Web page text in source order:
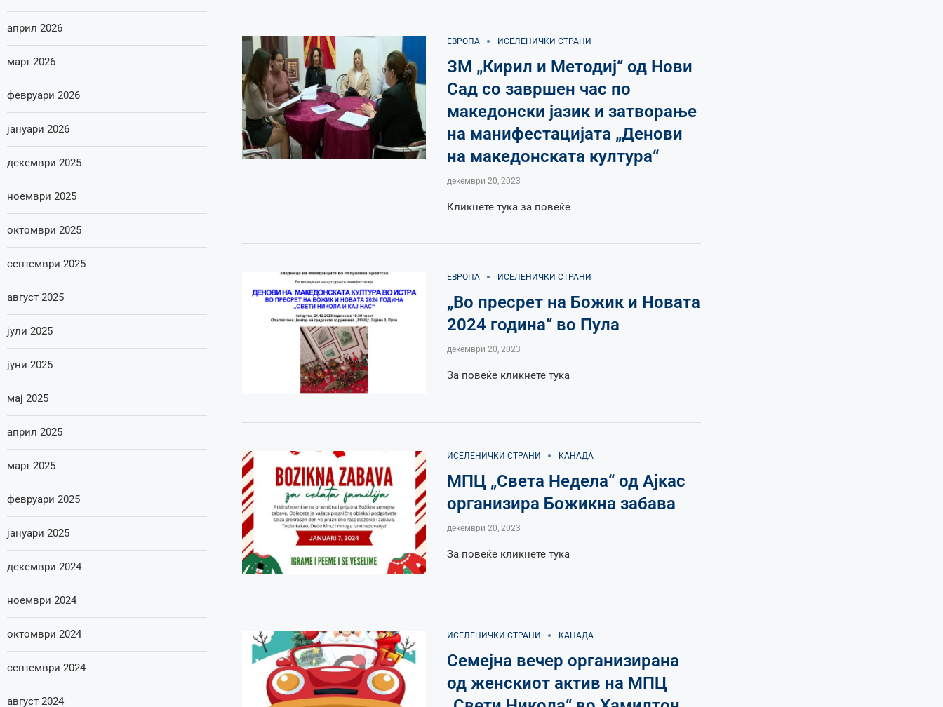
ЕВРОПА ИСЕЛЕНИЧКИ СТРАНИ
ЗМ „Кирил и Методиј“ од Нови
Сад со завршен час по
македонски јазик и затворање
на манифестацијата „Денови
на македонската култура“
декември 20, 2023
Кликнете тука за повеќе
ЕВРОПА ИСЕЛЕНИЧКИ СТРАНИ
„Во пресрет на Божик и Новата
2024 година“ во Пула
декември 20, 2023
За повеќе кликнете тука
ИСЕЛЕНИЧКИ СТРАНИ КАНАДА
МПЦ „Света Недела“ од Ајкас
организира Божикна забава
декември 20, 2023
За повеќе кликнете тука
ИСЕЛЕНИЧКИ СТРАНИ КАНАДА
Семејна вечер организирана
од женскиот актив на МПЦ
април 2026
март 2026
февруари 2026
јануари 2026
декември 2025
ноември 2025
октомври 2025
септември 2025
август 2025
јули 2025
јуни 2025
мај 2025
април 2025
март 2025
февруари 2025
јануари 2025
декември 2024
ноември 2024
октомври 2024
септември 2024
август 2024